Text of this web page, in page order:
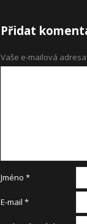
Přidat
Vaše e-mailová
Jméno *
E-mail *